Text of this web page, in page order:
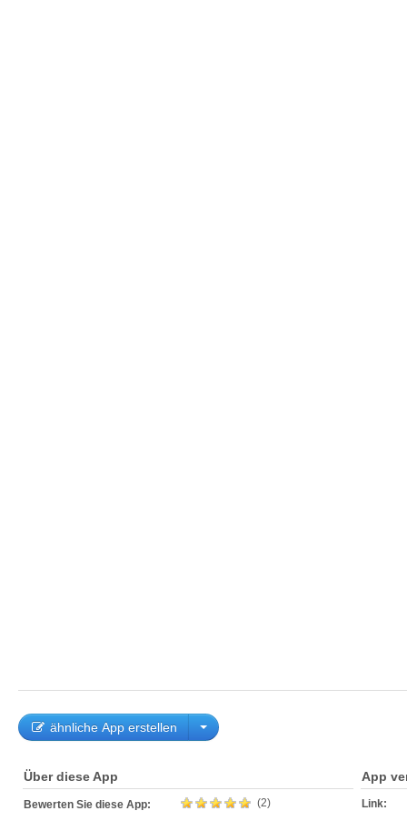
ähnliche App erstellen
Über diese App
Bewerten Sie diese App: (2)
App
Link: